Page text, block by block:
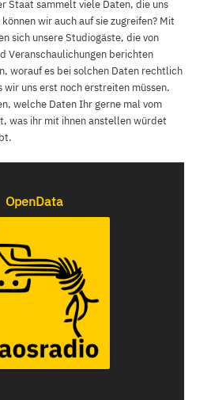
Staat sammelt viele Daten, die uns
wir auch auf sie zugreifen? Mit
sich unsere Studiogäste, die von
Veranschaulichungen berichten
worauf es bei solchen Daten rechtlich
uns erst noch erstreiten müssen.
welche Daten Ihr gerne mal vom
was ihr mit ihnen anstellen würdet